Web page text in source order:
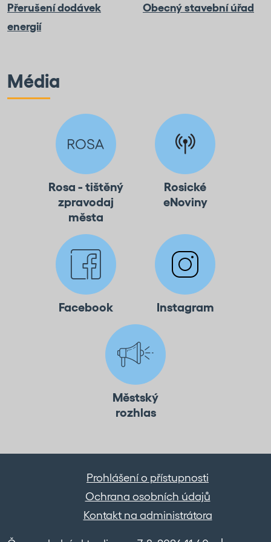
Přerušení dodávek
energií
Obecný stavební úřad
Média
Rosa - tištěný
zpravodaj
města
Rosické
eNoviny
Facebook Instagram
Městský
rozhlas
Prohlášení o přístupnosti
Ochrana osobních údajů
Kontakt na administrátora